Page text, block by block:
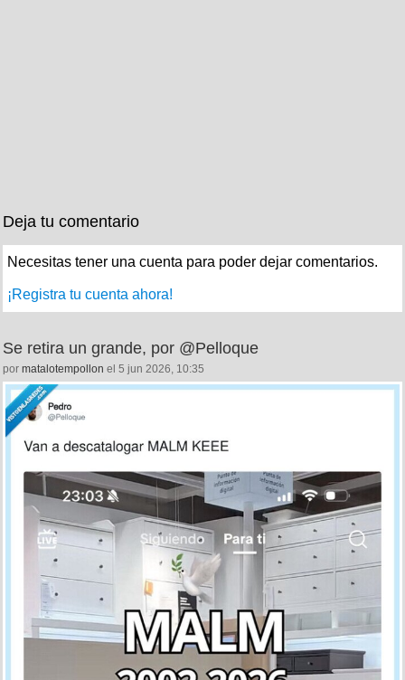
Deja tu comentario
Necesitas tener una cuenta para poder dejar comentarios.
¡Registra tu cuenta ahora!
Se retira un grande, por @Pelloque
por matalotempollon el 5 jun 2026, 10:35